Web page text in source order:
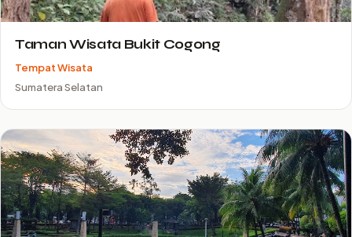
Taman Wisata Bukit Cogong
Tempat Wisata
Sumatera Selatan